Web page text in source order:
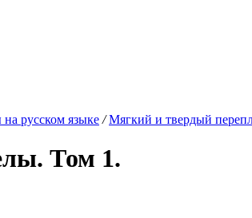
русском языке / Мягкий и твердый
Том 1.